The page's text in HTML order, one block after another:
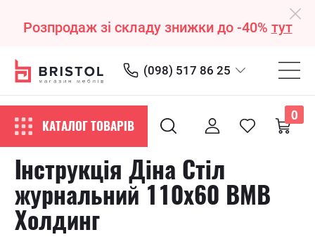
Розпродаж зі складу знижки до -40% тут
(098) 517 86 25
КАТАЛОГ ТОВАРІВ
0
Інструкція Діна Стіл
журнальний 110х60 ВМВ
Холдинг